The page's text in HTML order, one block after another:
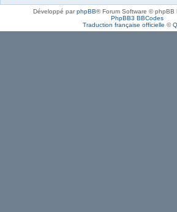
Développé parphpBB® Forum Software © phpBB
PhpBB3 BBCodes
Traduction française officielle ©